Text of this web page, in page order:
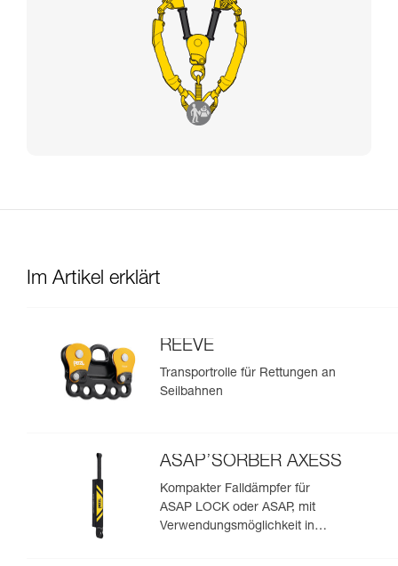
Im Artikel erklärt
REEVE
Transportrolle für Rettungen an
Seilbahnen
ASAP’SORBER AXESS
Kompakter Falldämpfer für
ASAP LOCK oder ASAP, mit
Verwendungsmöglichkeit in